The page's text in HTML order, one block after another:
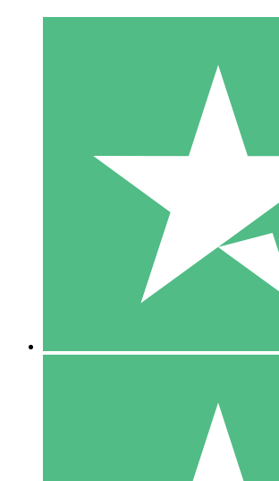
Individuele
Betaal per gebruik met downloadtegoeden.
1000
10 Downloaden
20 00